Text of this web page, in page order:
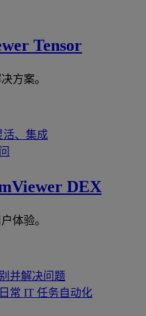
Tensor
方案。
活、集成
DEX
体验。
并解决问题
常 IT 任务自动化